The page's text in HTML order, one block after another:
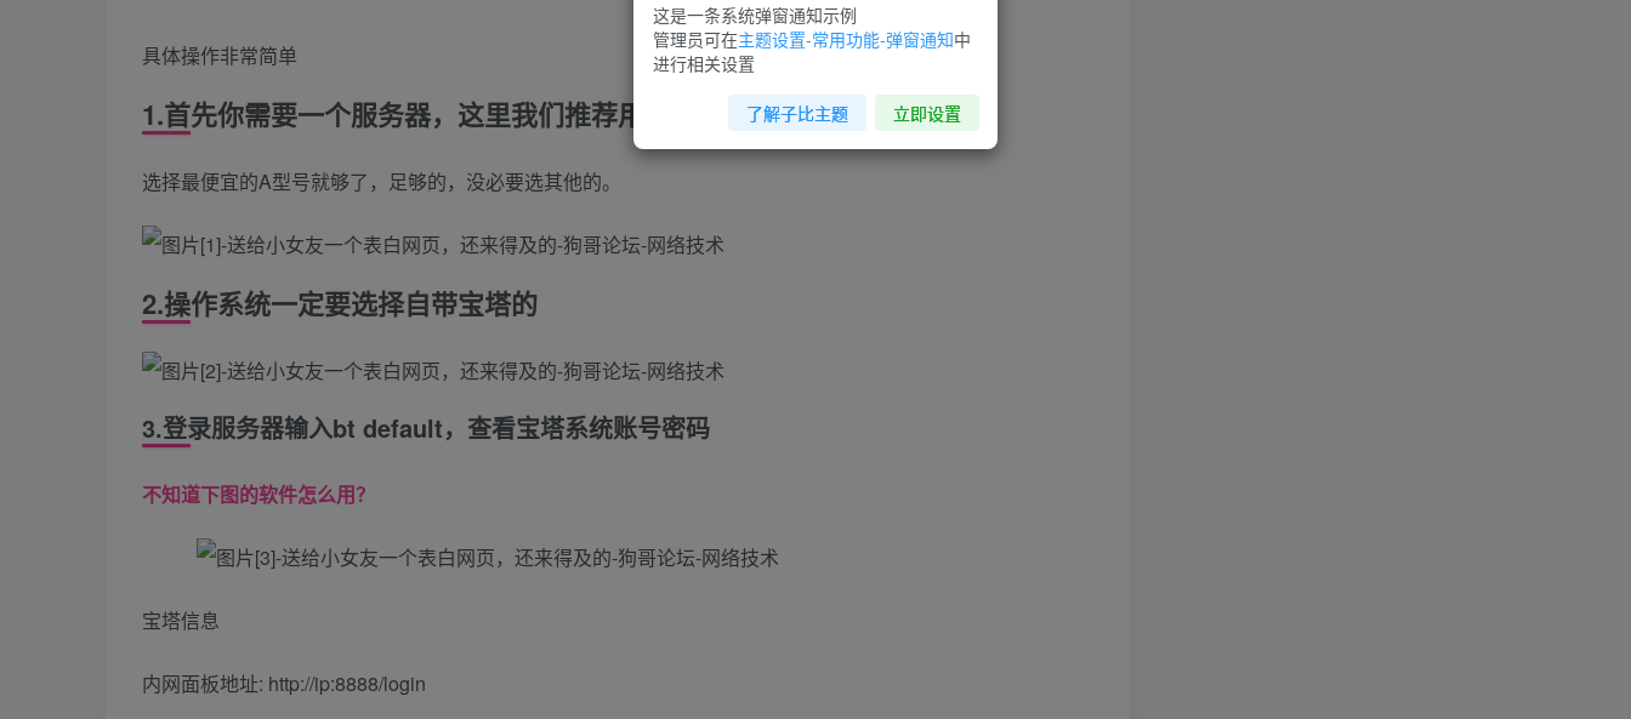
具体操作非常简单
1.首先你需要一个服务器，这里我们推荐用 的，实惠安全
选择最便宜的A型号就够了，足够的，没必要选其他的。
2.操作系统一定要选择自带宝塔的
3.登录服务器输入bt default，查看宝塔系统账号密码
不知道下图的软件怎么用？
宝塔信息
内网面板地址: http://ip:8888/login
这是一条系统弹窗通知示例
管理员可在主题设置-常用功能-弹窗通知中
进行相关设置
了解子比主题 立即设置